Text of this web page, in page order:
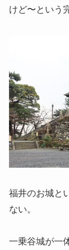
けど〜という
福井のお城と
ない。
一乗谷城が一